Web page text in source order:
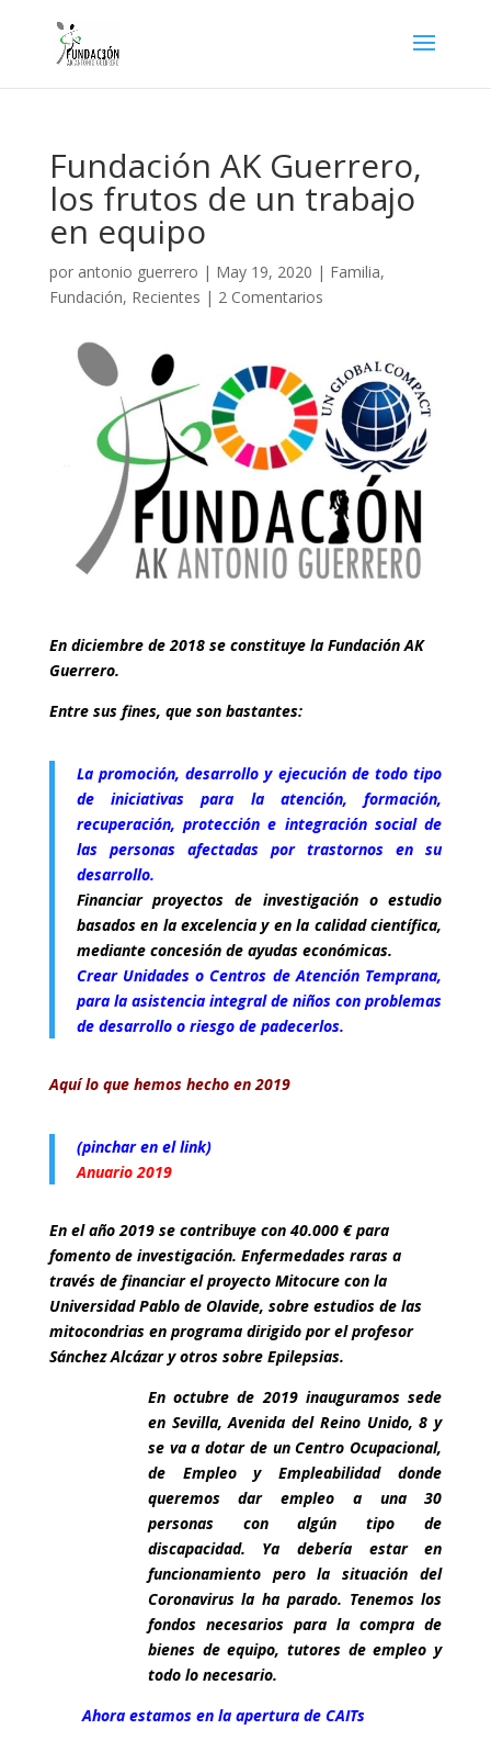
Fundación AK Guerrero,
los frutos de un trabajo
en equipo
por antonio guerrero | May 19, 2020 | Familia,
Fundación, Recientes | 2 Comentarios
En diciembre de 2018 se constituye la Fundación AK
Guerrero.
Entre sus fines, que son bastantes:
La promoción, desarrollo y ejecución de todo tipo
de iniciativas para la atención, formación,
recuperación, protección e integración social de
las personas afectadas por trastornos en su
desarrollo.
Financiar proyectos de investigación o estudio
basados en la excelencia y en la calidad científica,
mediante concesión de ayudas económicas.
Crear Unidades o Centros de Atención Temprana,
para la asistencia integral de niños con problemas
de desarrollo o riesgo de padecerlos.
Aquí lo que hemos hecho en 2019
(pinchar en el link)
Anuario 2019
En el año 2019 se contribuye con 40.000 € para
fomento de investigación. Enfermedades raras a
través de financiar el proyecto Mitocure con la
Universidad Pablo de Olavide, sobre estudios de las
mitocondrias en programa dirigido por el profesor
Sánchez Alcázar y otros sobre Epilepsias.
En octubre de 2019 inauguramos sede
en Sevilla, Avenida del Reino Unido, 8 y
se va a dotar de un Centro Ocupacional,
de Empleo y Empleabilidad donde
queremos dar empleo a una 30
personas con algún tipo de
discapacidad. Ya debería estar en
funcionamiento pero la situación del
Coronavirus la ha parado. Tenemos los
fondos necesarios para la compra de
bienes de equipo, tutores de empleo y
todo lo necesario.
Ahora estamos en la apertura de CAITs